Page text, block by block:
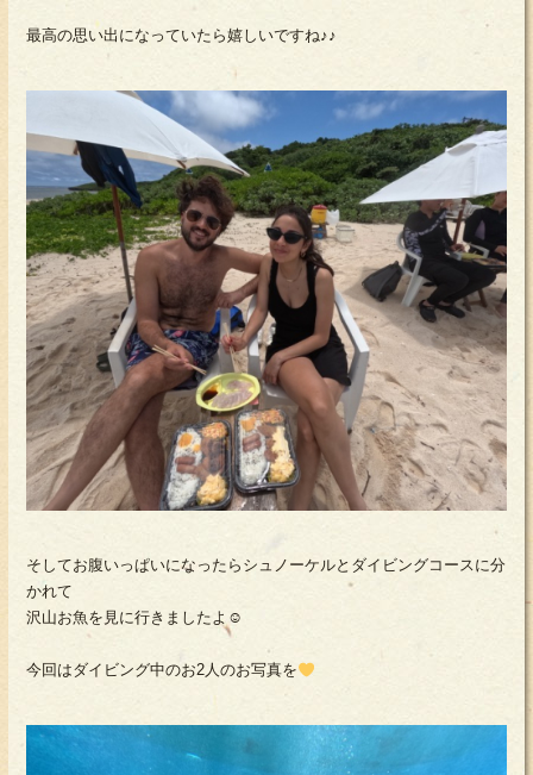
最高の思い出になっていたら嬉しいですね♪♪
そしてお腹いっぱいになったらシュノーケルとダイビングコースに分
かれて
沢山お魚を見に行きましたよ☺
今回はダイビング中のお2人のお写真を